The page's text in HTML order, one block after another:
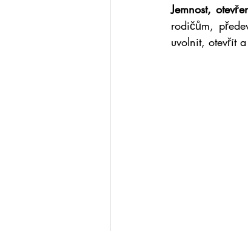
Jemnost,
rodičům,
uvolnit, otevřít